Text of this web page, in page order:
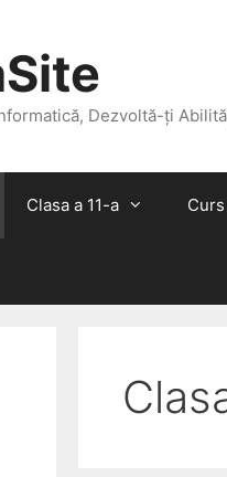
Dezvoltă-ți
Clasa a 11-a